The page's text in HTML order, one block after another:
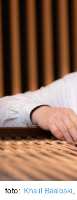
foto: Khalil Baalbaki,